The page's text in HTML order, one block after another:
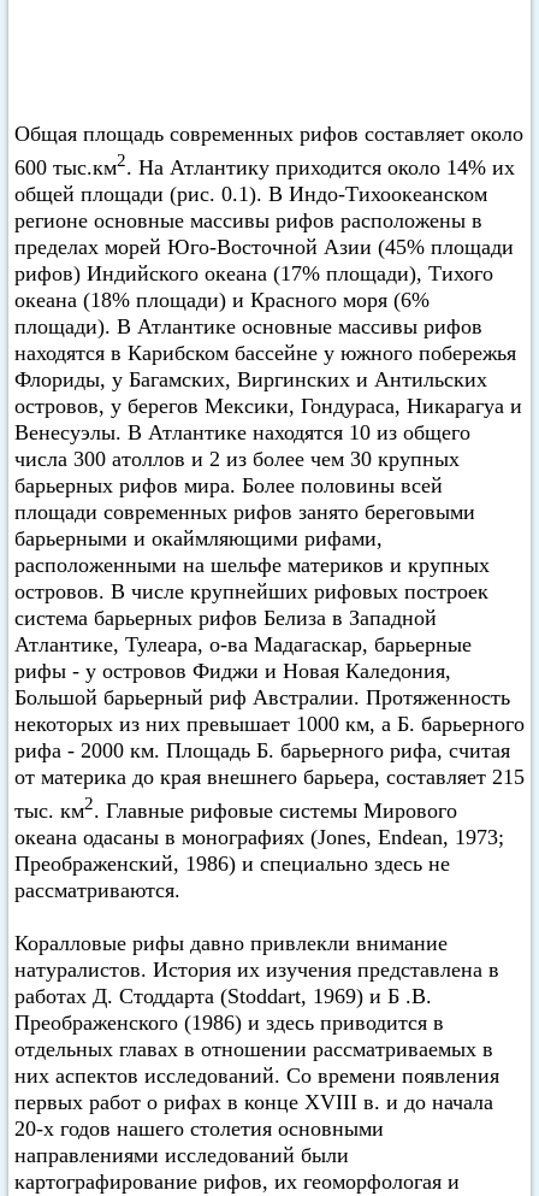
Общая площадь современных рифов составляет около
600 тыс.км2. На Атлантику приходится около 14% их
общей площади (рис. 0.1). В Индо-Тихоокеанском
регионе основные массивы рифов расположены в
пределах морей Юго-Восточной Азии (45% площади
рифов) Индийского океана (17% площади), Тихого
океана (18% площади) и Красного моря (6%
площади). В Атлантике основные массивы рифов
находятся в Карибском бассейне у южного побережья
Флориды, у Багамских, Виргинских и Антильских
островов, у берегов Мексики, Гондураса, Никарагуа и
Венесуэлы. В Атлантике находятся 10 из общего
числа 300 атоллов и 2 из более чем 30 крупных
барьерных рифов мира. Более половины всей
площади современных рифов занято береговыми
барьерными и окаймляющими рифами,
расположенными на шельфе материков и крупных
островов. В числе крупнейших рифовых построек
система барьерных рифов Белиза в Западной
Атлантике, Тулеара, о-ва Мадагаскар, барьерные
рифы - у островов Фиджи и Новая Каледония,
Большой барьерный риф Австралии. Протяженность
некоторых из них превышает 1000 км, а Б. барьерного
рифа - 2000 км. Площадь Б. барьерного рифа, считая
от материка до края внешнего барьера, составляет 215
тыс. км2. Главные рифовые системы Мирового
океана одасаны в монографиях (Jones, Endean, 1973;
Преображенский, 1986) и специально здесь не
рассматриваются.
Коралловые рифы давно привлекли внимание
натуралистов. История их изучения представлена в
работах Д. Стоддарта (Stoddart, 1969) и Б .В.
Преображенского (1986) и здесь приводится в
отдельных главах в отношении рассматриваемых в
них аспектов исследований. Со времени появления
первых работ о рифах в конце XVIII в. и до начала
20-х годов нашего столетия основными
направлениями исследований были
картографирование рифов, их геоморфологая и